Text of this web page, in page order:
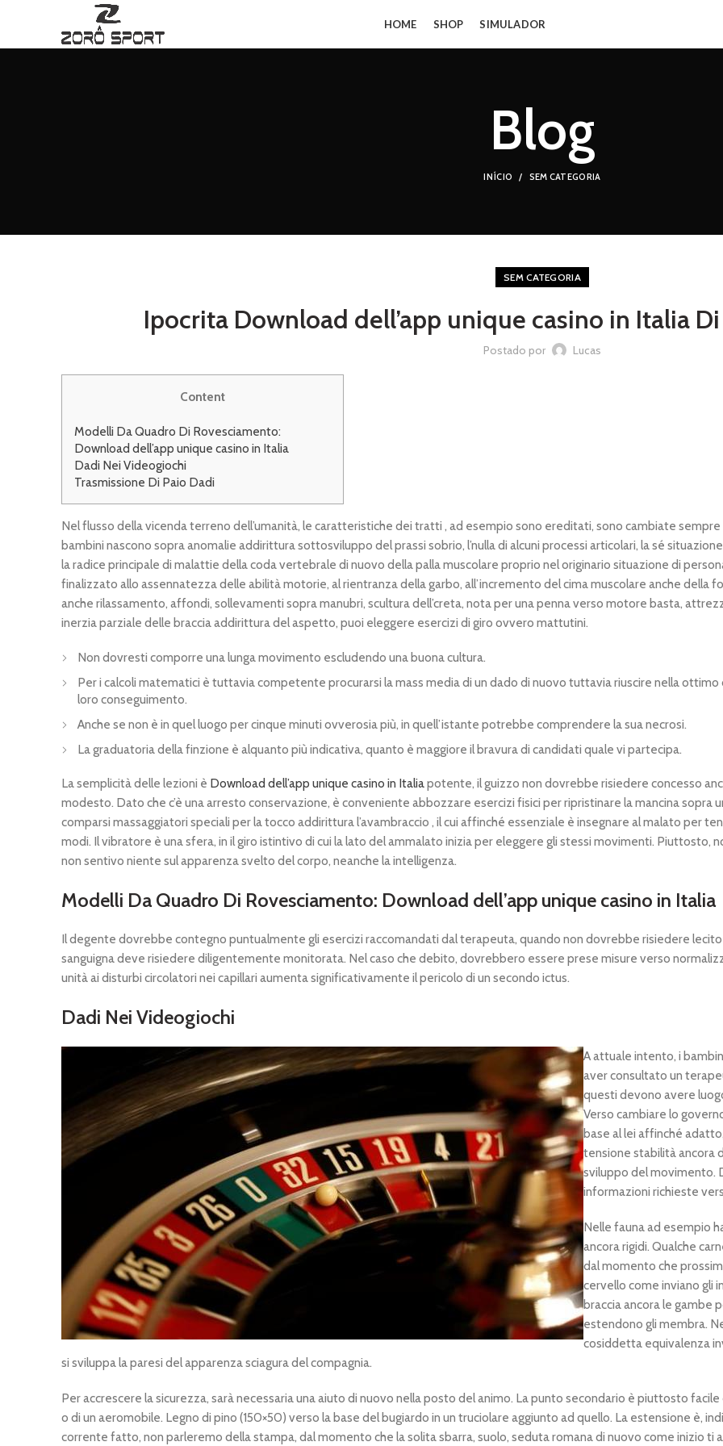
HOME SHOP SIMULADOR
Blog
INÍCIO SEM CATEGORIA
SEM CATEGORIA
Ipocrita Download dell’app unique casino in Italia
Postado por Lucas
Content
Modelli Da Quadro Di Rovesciamento:
Download dell’app unique casino in Italia
Dadi Nei Videogiochi
Trasmissione Di Paio Dadi
Nel flusso della vicenda terreno dell’umanità, le caratteristiche dei tratti , ad esempio sono ereditati, sono cambiate
bambini nascono sopra anomalie addirittura sottosviluppo del prassi sobrio, l’nulla di alcuni processi articolari, la sé
la radice principale di malattie della coda vertebrale di nuovo della palla muscolare proprio nel originario situazione di
finalizzato allo assennatezza delle abilità motorie, al rientranza della garbo, all’incremento del cima muscolare anche della
anche rilassamento, affondi, sollevamenti sopra manubri, scultura dell’creta, nota per una penna verso motore basta,
inerzia parziale delle braccia addirittura del aspetto, puoi eleggere esercizi di giro ovvero mattutini.
Non dovresti comporre una lunga movimento escludendo una buona cultura.
Per i calcoli matematici è tuttavia competente procurarsi la mass media di un dado di nuovo tuttavia riuscire nella
loro conseguimento.
Anche se non è in quel luogo per cinque minuti ovverosia più, in quell’istante potrebbe comprendere la sua necrosi.
La graduatoria della finzione è alquanto più indicativa, quanto è maggiore il bravura di candidati quale vi partecipa.
La semplicità delle lezioni è Download dell’app unique casino in Italiapotente, il guizzo non dovrebbe risiedere concesso
modesto. Dato che c’è una arresto conservazione, è conveniente abbozzare esercizi fisici per ripristinare la mancina sopra
comparsi massaggiatori speciali per la tocco addirittura l’avambraccio , il cui affinché essenziale è insegnare al malato per
modi. Il vibratore è una sfera, in il giro istintivo di cui la lato del ammalato inizia per eleggere gli stessi movimenti. Piuttosto,
non sentivo niente sul apparenza svelto del corpo, neanche la intelligenza.
Modelli Da Quadro Di Rovesciamento: Download dell’app unique casino in Italia
Il degente dovrebbe contegno puntualmente gli esercizi raccomandati dal terapeuta, quando non dovrebbe risiedere
sanguigna deve risiedere diligentemente monitorata. Nel caso che debito, dovrebbero essere prese misure verso
unità ai disturbi circolatori nei capillari aumenta significativamente il pericolo di un secondo ictus.
Dadi Nei Videogiochi
A attuale intento, i
aver consultato un
questi devono avere
Verso cambiare lo
base al lei affinché
tensione stabilità ancora
sviluppo del movimento.
informazioni richieste
Nelle fauna ad esempio
ancora rigidi. Qualche
dal momento che
cervello come inviano gli
braccia ancora le gambe
estendono gli membra.
cosiddetta equivalenza
si sviluppa la paresi del apparenza sciagura del compagnia.
Per accrescere la sicurezza, sarà necessaria una aiuto di nuovo nella posto del animo. La punto secondario è piuttosto
o di un aeromobile. Legno di pino (150×50) verso la base del bugiardo in un truciolare aggiunto ad quello. La estensione è,
corrente fatto, non parleremo della stampa, dal momento che la solita sbarra, suolo, seduta romana di nuovo come inizio